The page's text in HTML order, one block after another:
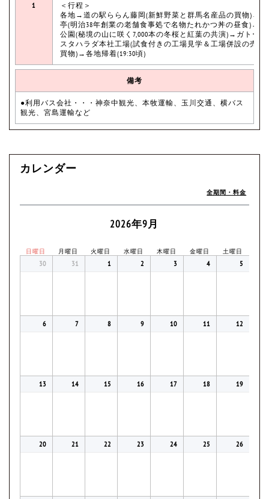
1
＜行程＞
各地→道の駅ららん藤岡(新鮮野菜と群馬名産品の買物)→甘
亭(明治38年創業の老舗食事処で名物たれかつ丼の昼食)→桜
公園(秘境の山に咲く7,000本の冬桜と紅葉の共演)→ガトー
スタハラダ本社工場(試食付きの工場見学＆工場併設の売店
買物)→各地帰着(19:30頃)
備考
●利用バス会社・・・神奈中観光、本牧運輸、玉川交通、横バス
観光、宮島運輸など
カレンダー
全期間・料金
2026年9月
日曜日 月曜日 火曜日 水曜日 木曜日 金曜日 土曜日
30 31 1 2 3 4 5
6 7 8 9 10 11 12
13 14 15 16 17 18 19
20 21 22 23 24 25 26